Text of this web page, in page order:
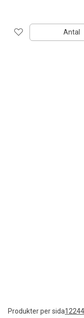
Antal
Produkter per sida1224